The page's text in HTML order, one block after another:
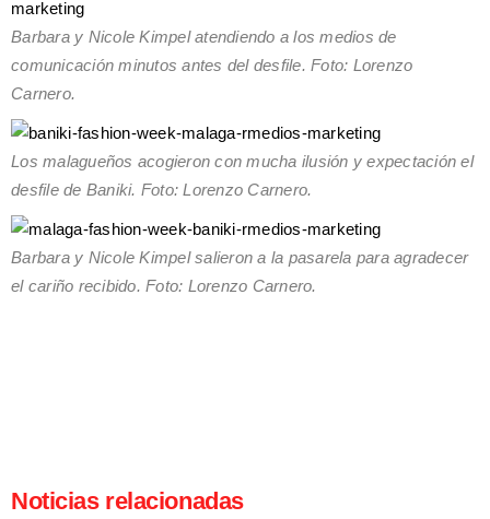
Barbara y Nicole Kimpel atendiendo a los medios de
comunicación minutos antes del desfile. Foto: Lorenzo
Carnero.
Los malagueños acogieron con mucha ilusión y expectación el
desfile de Baniki. Foto: Lorenzo Carnero.
Barbara y Nicole Kimpel salieron a la pasarela para agradecer
el cariño recibido. Foto: Lorenzo Carnero.
Noticias relacionadas